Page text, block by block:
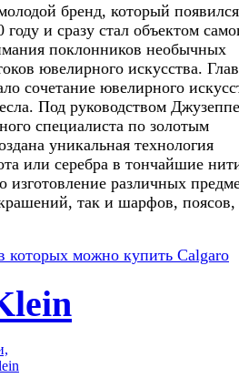
бренд, который появился
и сразу стал объектом
поклонников необычных
ювелирного искусства.
сочетание ювелирного
Под руководством Джузеппе
специалиста по золотым
уникальная технология
или серебра в тончайшие
изготовление различных
так и шарфов, поясов,
которых можно купить Calgaro